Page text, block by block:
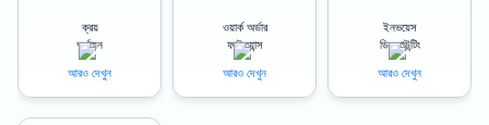
For Buyers: High Scalability, Digital and Hassle-Free, Cheaper than
Supplier Credit
ক্রয়
অর্থায়ন
আরও দেখুন
ওয়ার্ক অর্ডার
ফাইন্যান্স
আরও দেখুন
ইনভয়েস
ডিসকাউন্টিং
আরও দেখুন